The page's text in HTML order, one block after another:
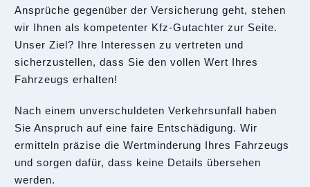
Ansprüche gegenüber der Versicherung geht, stehen
wir Ihnen als kompetenter Kfz-Gutachter zur Seite.
Unser Ziel? Ihre Interessen zu vertreten und
sicherzustellen, dass Sie den vollen Wert Ihres
Fahrzeugs erhalten!
Nach einem unverschuldeten Verkehrsunfall haben
Sie Anspruch auf eine faire Entschädigung. Wir
ermitteln präzise die Wertminderung Ihres Fahrzeugs
und sorgen dafür, dass keine Details übersehen
werden.